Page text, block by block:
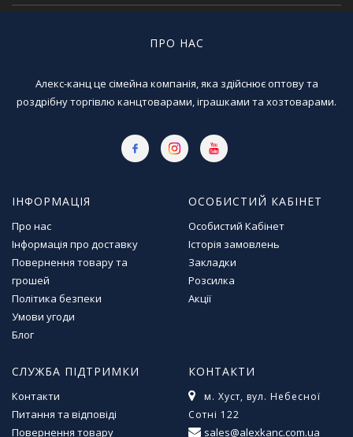
ПРО НАС
Алекс-канц це сімейна компанія, яка здійснює оптову та
роздрібну торгівлю канцтоварами, іграшками та хозтоварами.
ІНФОРМАЦІЯ
Про нас
Інформація про доставку
Повернення товару та
грошей
Політика безпеки
Умови угоди
Блог
ОСОБИСТИЙ КАБІНЕТ
Особистий Кабінет
Історія замовлень
Закладки
Розсилка
Акції
СЛУЖБА ПІДТРИМКИ
Контакти
Питання та відповіді
Повернення товару
КОНТАКТИ
м. Хуст, вул. Небесної
Сотні 122
sales@alexkanc.com.ua